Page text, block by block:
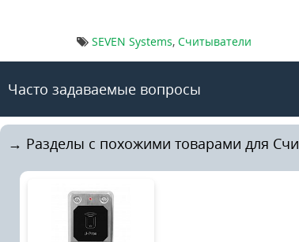
SEVEN Systems, Считыватели
Часто задаваемые вопросы
→ Разделы с похожими товарами для